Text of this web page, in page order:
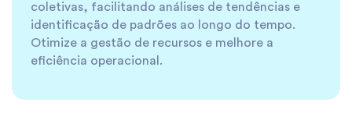
coletivas, facilitando análises de tendências e
identificação de padrões ao longo do tempo.
Otimize a gestão de recursos e melhore a
eficiência operacional.